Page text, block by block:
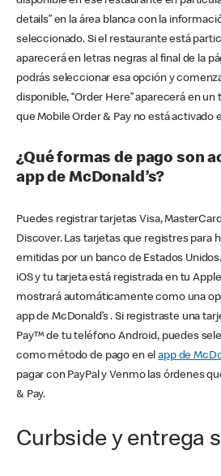
details” en la área blanca con la
seleccionado. Si el restaurante está
aparecerá en letras negras al final de la
podrás seleccionar esa opción y
disponible, “Order Here” aparecerá en
que Mobile Order & Pay no está activado
¿Qué formas de pago son
app de McDonald’s?
Puedes registrar tarjetas Visa,
Discover. Las tarjetas que registres para
emitidas por un banco de Estados
iOS y tu tarjeta está registrada en tu
mostrará automáticamente como una
app de McDonald’s . Si registraste una
Pay™ de tu teléfono Android, puedes
como método de pago en elapp de
pagar con PayPal y Venmo las órdenes
& Pay.
Curbside y entrega